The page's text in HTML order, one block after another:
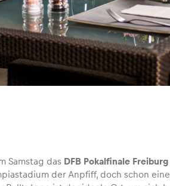
Samstag das DFB Pokalfinale
der Anpfiff, doch schon